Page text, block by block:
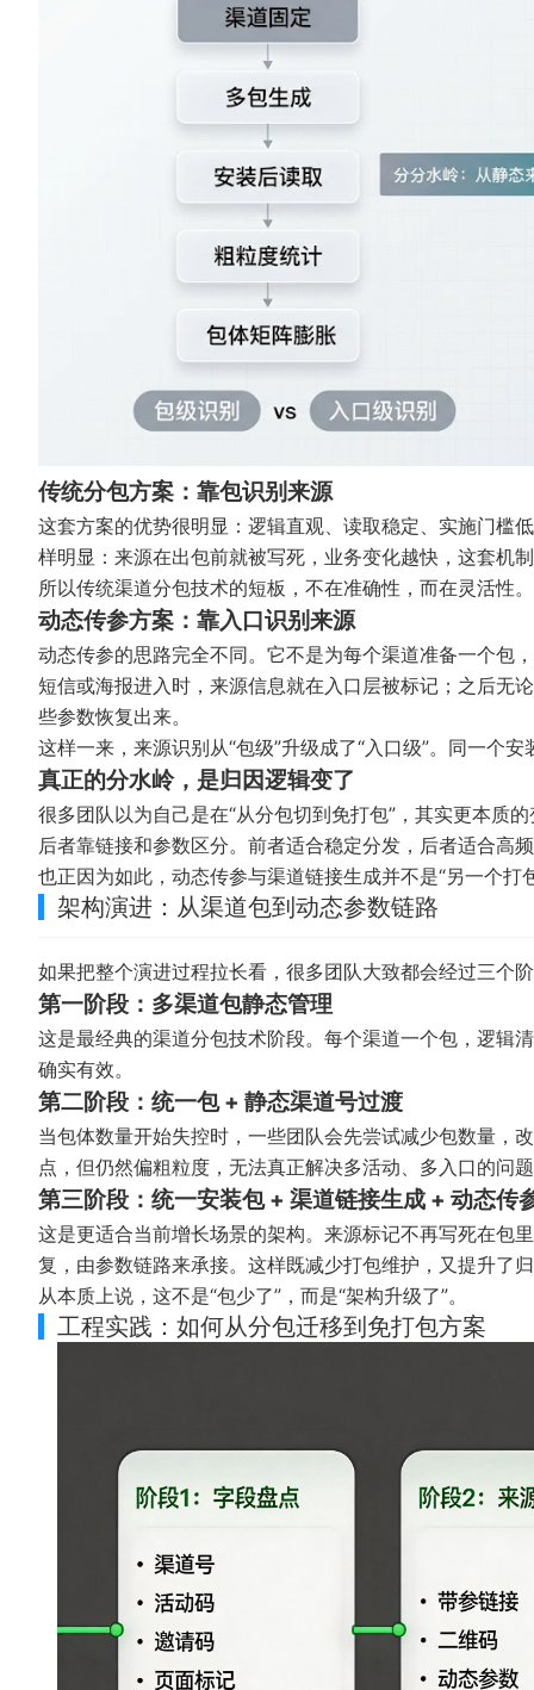
传统分包方案：靠包识别来源
这套方案的优势很明显：逻辑直观、读取稳定、实施门槛
样明显：来源在出包前就被写死，业务变化越快，这套机
所以传统渠道分包技术的短板，不在准确性，而在灵活性。
动态传参方案：靠入口识别来源
动态传参的思路完全不同。它不是为每个渠道准备一个包
短信或海报进入时，来源信息就在入口层被标记；之后无
些参数恢复出来。
这样一来，来源识别从“包级”升级成了“入口级”。同一个
真正的分水岭，是归因逻辑变了
很多团队以为自己是在“从分包切到免打包”，其实更本质
后者靠链接和参数区分。前者适合稳定分发，后者适合高
也正因为如此，动态传参与渠道链接生成并不是“另一个打
架构演进：从渠道包到动态参数链路
如果把整个演进过程拉长看，很多团队大致都会经过三个
第一阶段：多渠道包静态管理
这是最经典的渠道分包技术阶段。每个渠道一个包，逻辑
确实有效。
第二阶段：统一包 + 静态渠道号过渡
当包体数量开始失控时，一些团队会先尝试减少包数量，
点，但仍然偏粗粒度，无法真正解决多活动、多入口的问
第三阶段：统一安装包 + 渠道链接生成 + 动态传
这是更适合当前增长场景的架构。来源标记不再写死在包
复，由参数链路来承接。这样既减少打包维护，又提升了
从本质上说，这不是“包少了”，而是“架构升级了”。
工程实践：如何从分包迁移到免打包方案